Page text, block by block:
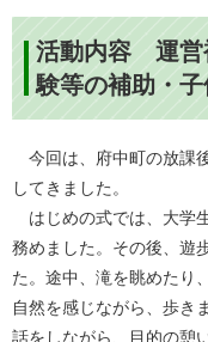
活動内容 運営
験等の補助・子
今回は、府中町の放課
してきました。
はじめの式では、大学
務めました。その後、遊
た。途中、滝を眺めたり
自然を感じながら、歩き
話をしながら、目的の憩